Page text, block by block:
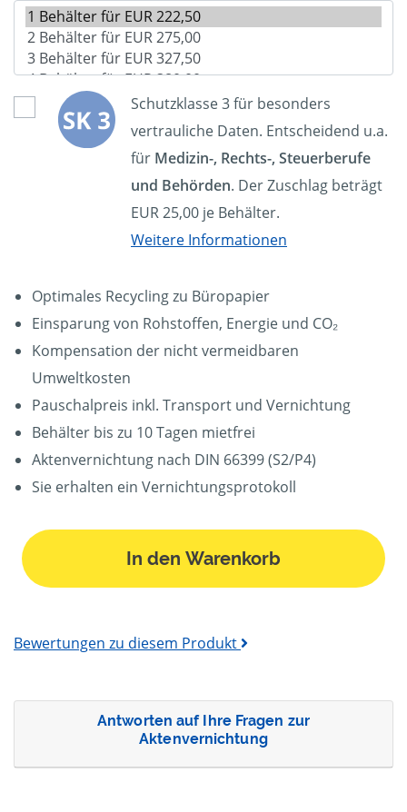
Schutzklasse 3 für besonders
vertrauliche Daten. Entscheidend u.a.
für Medizin-, Rechts-, Steuerberufe
und Behörden. Der Zuschlag beträgt
EUR 25,00 je Behälter.
Weitere Informationen
Optimales Recycling zu Büropapier
Einsparung von Rohstoffen, Energie und CO₂
Kompensation der nicht vermeidbaren
Umweltkosten
Pauschalpreis inkl. Transport und Vernichtung
Behälter bis zu 10 Tagen mietfrei
Aktenvernichtung nach DIN 66399 (S2/P4)
Sie erhalten ein Vernichtungsprotokoll
In den Warenkorb
Bewertungen zu diesem Produkt
Antworten auf Ihre Fragen zur
Aktenvernichtung